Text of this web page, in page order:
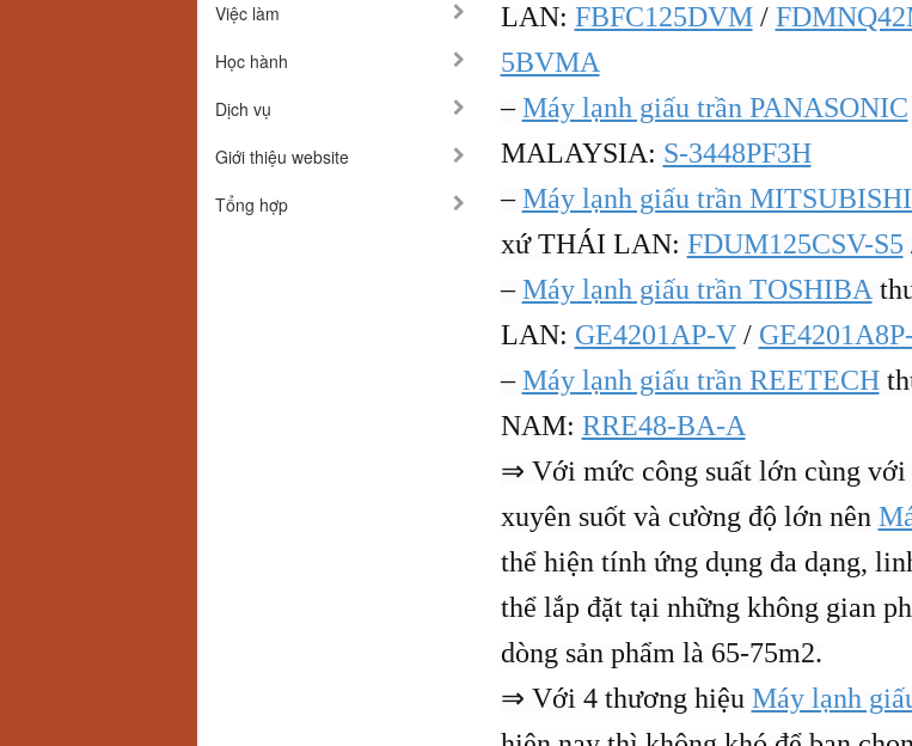
Việc làm
Học hành
Dịch vụ
Giới thiệu website
Tổng hợp
LAN: FBFC125DVM/
5BVMA
–Máy lạnh giấu trần PANASONIC
MALAYSIA: S-3448PF3H
–Máy lạnh giấu trần
xứ THÁI LAN: FDUM125CSV-S5
–Máy lạnh giấu trần TOSHIBA
LAN: GE4201AP-V/
–Máy lạnh giấu trần REETECH
NAM: RRE48-BA-A
⇒ Với mức công suất lớn cùng với
xuyên suốt và cường độ lớn nên
thể hiện tính ứng dụng đa dạng,
thể lắp đặt tại những không gian
dòng sản phẩm là 65-75m2.
⇒ Với 4 thương hiệu Máy lạnh